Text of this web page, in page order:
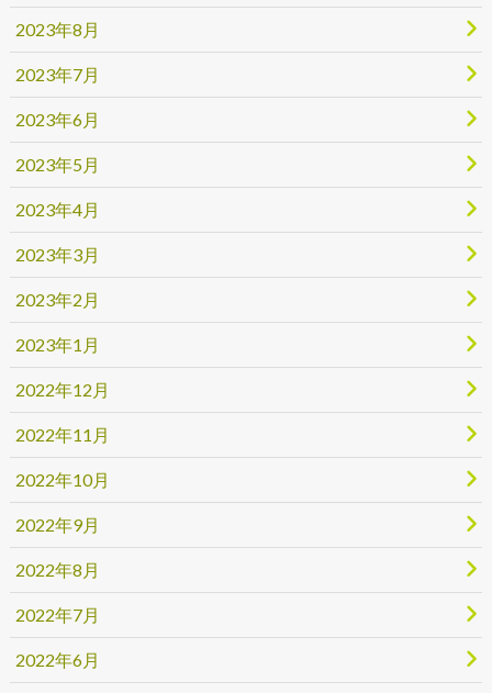
2023年8月
2023年7月
2023年6月
2023年5月
2023年4月
2023年3月
2023年2月
2023年1月
2022年12月
2022年11月
2022年10月
2022年9月
2022年8月
2022年7月
2022年6月